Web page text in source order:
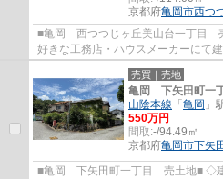
京都府亀岡市西つ
■亀岡 西つつじヶ丘美山台一丁目
好きな工務店・ハウスメーカーにて建
売買｜売地
亀岡 下矢田町一
山陰本線 「亀岡 」
550万円
間取:-/94.49㎡
京都府亀岡市下矢
■亀岡 下矢田町一丁目 売土地■ ◇